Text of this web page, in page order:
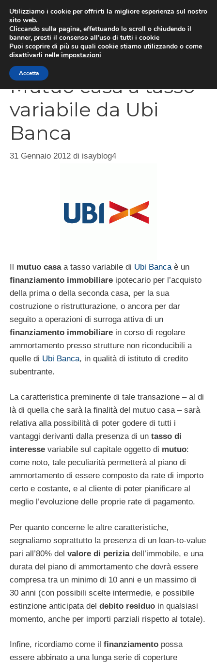
contenuto
Mutuo casa a tasso
variabile da Ubi
Banca
31 Gennaio 2012 di isayblog4
Il mutuo casaa tasso variabile di Ubi Banca è un
finanziamento immobiliare ipotecario per l’acquisto
della prima o della seconda casa, per la sua
costruzione o ristrutturazione, o ancora per dar
seguito a operazioni di surroga attiva di un
finanziamento immobiliare in corso di regolare
ammortamento presso strutture non riconducibili a
quelle di Ubi Banca, in qualità di istituto di credito
subentrante.
La caratteristica preminente di tale transazione – al di
là di quella che sarà la finalità del mutuo casa – sarà
relativa alla possibilità di poter godere di tutti i
vantaggi derivanti dalla presenza di un tasso di
interesse variabile sul capitale oggetto di mutuo:
come noto, tale peculiarità permetterà al piano di
ammortamento di essere composto da rate di importo
certo e costante, e al cliente di poter pianificare al
meglio l’evoluzione delle proprie rate di pagamento.
Per quanto concerne le altre caratteristiche,
segnaliamo soprattutto la presenza di un loan-to-value
pari all’80% del valore di periziadell’immobile, e una
durata del piano di ammortamento che dovrà essere
compresa tra un minimo di 10 anni e un massimo di
30 anni (con possibili scelte intermedie, e possibile
estinzione anticipata del debito residuo in qualsiasi
momento, anche per importi parziali rispetto al totale).
Infine, ricordiamo come il finanziamento possa
essere abbinato a una lunga serie di coperture
Utilizziamo i cookie per offrirti la migliore esperienza sul nostro
sito web.
Cliccando sulla pagina, effettuando lo scroll o chiudendo il
banner, presti il consenso all’uso di tutti i cookie
Puoi scoprire di più su quali cookie stiamo utilizzando o come
disattivarli nelle impostazioni
Accetta